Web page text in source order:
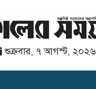
শুক্রবার, ৭ আগস্ট, ২০২৬